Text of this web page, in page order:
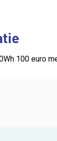
100 euro